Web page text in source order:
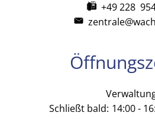
+49 228
Klicken, um weitere
Schließt bald: 14:00-